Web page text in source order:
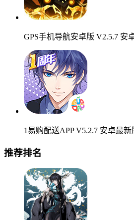
GPS手机导航安卓版 V2.5.7 安
1易购配送APP V5.2.7 安卓最新
推荐排名